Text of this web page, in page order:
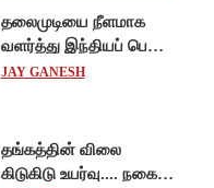
தலைமுடியை நீளமாக
வளர்த்து இந்தியப் பெண்
கின்னஸ் சாதனை!
JAY GANESH
தங்கத்தின் விலை
கிடுகிடு உயர்வு.... நகைப்